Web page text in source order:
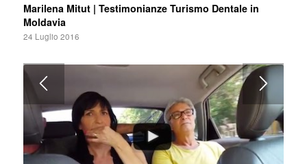
Marilena Mitut | Testimonianze Turismo Dentale in
Moldavia
24 Luglio 2016